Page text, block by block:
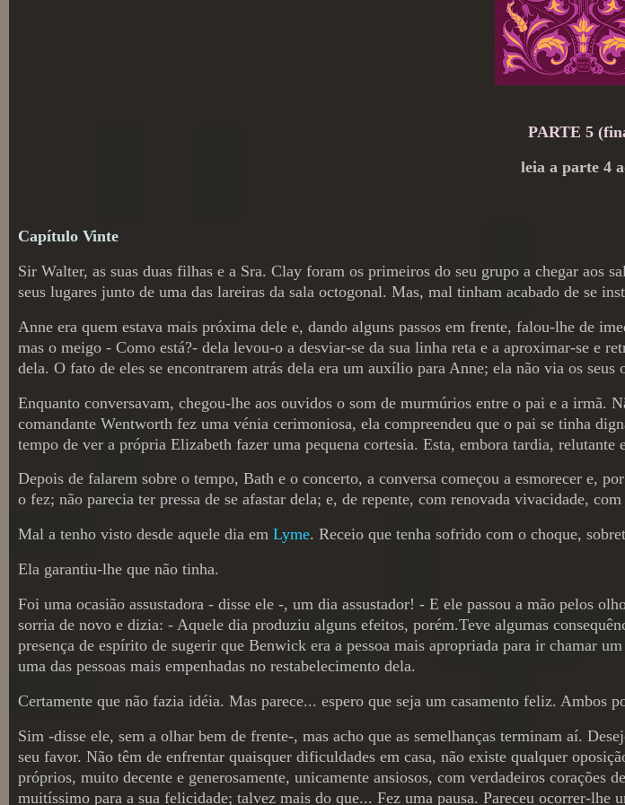
PARTE 5
leia a parte 4
Capítulo Vinte
Sir Walter, as suas duas filhas e a Sra. Clay foram os primeiros do seu grupo a chegar aos
seus lugares junto de uma das lareiras da sala octogonal. Mas, mal tinham acabado de se
Anne era quem estava mais próxima dele e, dando alguns passos em frente, falou-lhe de
mas o meigo - Como está?- dela levou-o a desviar-se da sua linha reta e a aproximar-se e
dela. O fato de eles se encontrarem atrás dela era um auxílio para Anne; ela não via os
Enquanto conversavam, chegou-lhe aos ouvidos o som de murmúrios entre o pai e a irmã.
comandante Wentworth fez uma vénia cerimoniosa, ela compreendeu que o pai se tinha
tempo de ver a própria Elizabeth fazer uma pequena cortesia. Esta, embora tardia,
Depois de falarem sobre o tempo, Bath e o concerto, a conversa começou a esmorecer e,
o fez; não parecia ter pressa de se afastar dela; e, de repente, com renovada vivacidade,
Mal a tenho visto desde aquele dia em Lyme. Receio que tenha sofrido com o choque,
Ela garantiu-lhe que não tinha.
Foi uma ocasião assustadora - disse ele -, um dia assustador! - E ele passou a mão pelos
sorria de novo e dizia: - Aquele dia produziu alguns efeitos, porém.Teve algumas
presença de espírito de sugerir que Benwick era a pessoa mais apropriada para ir chamar
uma das pessoas mais empenhadas no restabelecimento dela.
Certamente que não fazia idéia. Mas parece... espero que seja um casamento feliz. Ambos
Sim -disse ele, sem a olhar bem de frente-, mas acho que as semelhanças terminam aí.
seu favor. Não têm de enfrentar quaisquer dificuldades em casa, não existe qualquer
próprios, muito decente e generosamente, unicamente ansiosos, com verdadeiros
muitíssimo para a sua felicidade; talvez mais do que... Fez uma pausa. Pareceu ocorrer-lhe